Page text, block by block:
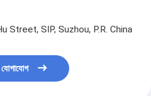
Street, SIP, Suzhou, P.R. China